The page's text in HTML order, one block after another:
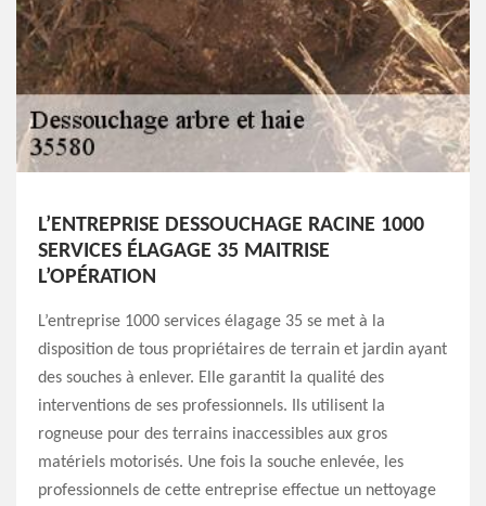
L’ENTREPRISE DESSOUCHAGE RACINE 1000
SERVICES ÉLAGAGE 35 MAITRISE
L’OPÉRATION
L’entreprise 1000 services élagage 35 se met à la
disposition de tous propriétaires de terrain et jardin ayant
des souches à enlever. Elle garantit la qualité des
interventions de ses professionnels. Ils utilisent la
rogneuse pour des terrains inaccessibles aux gros
matériels motorisés. Une fois la souche enlevée, les
professionnels de cette entreprise effectue un nettoyage